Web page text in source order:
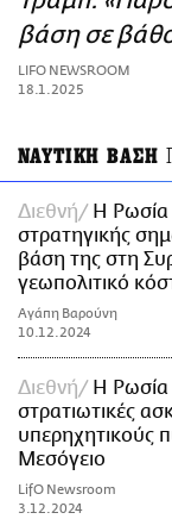
ΑΜΠΑ
PRINT
βάση σε
LIFO NEWSROOM
18.1.2025
ΝΑΥΤΙΚΗ ΒΑΣΗ
Διεθνή
Η Ρωσία
στρατηγικής
βάση της στη
γεωπολιτικό
Αγάπη Βαρούνη
10.12.2024
Διεθνή
Η Ρωσία
στρατιωτικές
υπερηχητικούς
Μεσόγειο
LifO Newsroom
3.12.2024